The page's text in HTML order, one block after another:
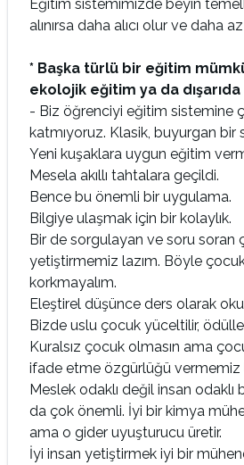
Eğitim sistemimizde beyin
alınırsa daha alıcı olur ve daha az
* Başka türlü bir eğitim
ekolojik eğitim ya da
- Biz öğrenciyi eğitim sistemine
katmıyoruz. Klasik, buyurgan bir
Yeni kuşaklara uygun eğitim
Mesela akıllı tahtalara geçildi.
Bence bu önemli bir uygulama.
Bilgiye ulaşmak için bir kolaylık.
Bir de sorgulayan ve soru soran
yetiştirmemiz lazım. Böyle
korkmayalım.
Eleştirel düşünce ders olarak
Bizde uslu çocuk yüceltilir,
Kuralsız çocuk olmasın ama
ifade etme özgürlüğü vermemiz
Meslek odaklı değil insan odaklı
da çok önemli. İyi bir kimya
ama o gider uyuşturucu üretir.
İyi insan yetiştirmek iyi bir